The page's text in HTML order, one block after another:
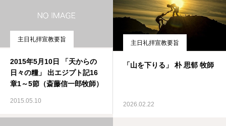
主日礼拝宣教要旨
2015年5月10日 「天からの
日々の糧」 出エジプト記16
章1～5節（斎藤信一郎牧師）
2015.05.10
主日礼拝宣教要旨
「山を下りる」 朴 思郁 牧師
2026.02.22